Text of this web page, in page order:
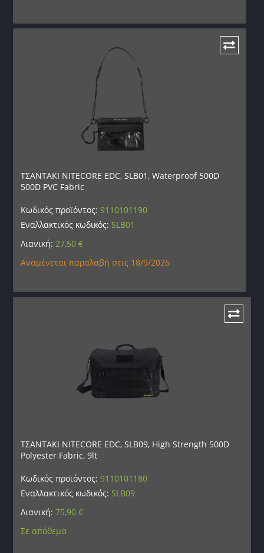
ΤΣΑΝΤΑΚΙ NITECORE EDC, SLB01, Waterproof 500D
500D PVC Fabric
Κωδικός προϊόντος:9110101190
Εναλλακτικός κωδικός: SLB01
Λιανική: 27,50€
Αναμένεται παραλαβή στις 18/9/2026
ΤΣΑΝΤΑΚΙ NITECORE EDC, SLB09, High Strength 500D
Polyester Fabric, 9lt
Κωδικός προϊόντος:9110101180
Εναλλακτικός κωδικός: SLB09
Λιανική:75,90€
Σε απόθεμα